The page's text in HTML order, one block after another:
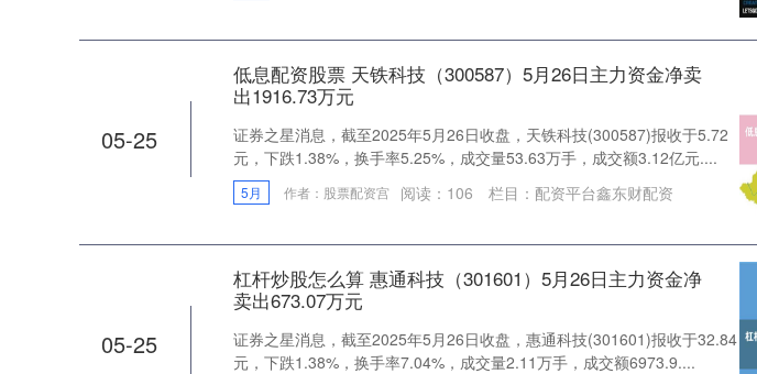
05-25
低息配资股票 天铁科技（300587）5月26日主力资金净卖
出1916.73万元
证券之星消息，截至2025年5月26日收盘，天铁科技(300587)报收于5.72
元，下跌1.38%，换手率5.25%，成交量53.63万手，成交额3.12亿元....
5月 作者：股票配资宫 阅读： 106 栏目： 配资平台鑫东财配资
05-25
杠杆炒股怎么算 惠通科技（301601）5月26日主力资金净
卖出673.07万元
证券之星消息，截至2025年5月26日收盘，惠通科技(301601)报收于32.84
元，下跌1.38%，换手率7.04%，成交量2.11万手，成交额6973.9....